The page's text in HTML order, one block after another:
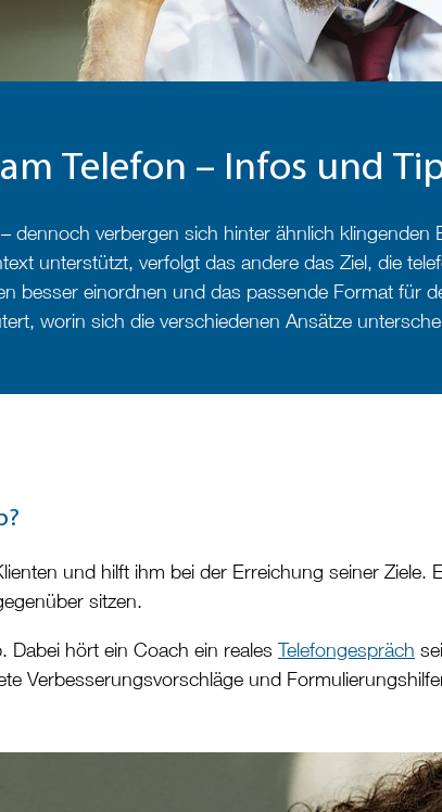
Telefon – Infos und
dennoch verbergen sich hinter ähnlich
unterstützt, verfolgt das andere das Ziel, die
besser einordnen und das passende Format für
worin sich die verschiedenen Ansätze
und hilft ihm bei der Erreichung seiner
sitzen.
Dabei hört ein Coach ein realesTelefongespräch
Verbesserungsvorschläge und